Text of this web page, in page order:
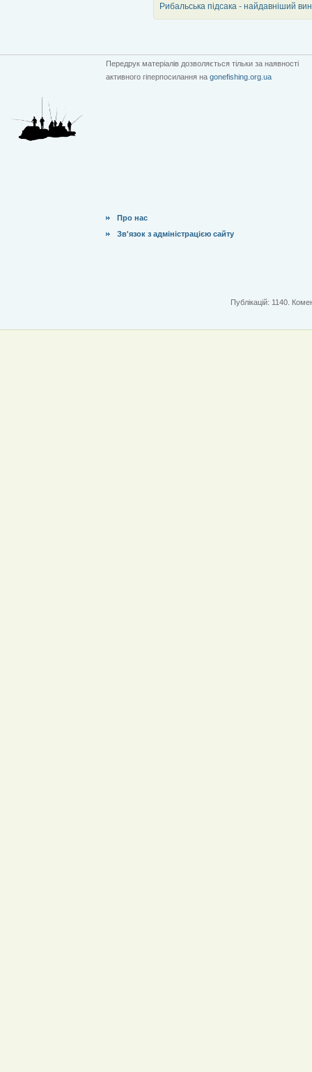
Рибальська підсака - найдавніший
Передрук матеріалів дозволяється тільки за наявності
активного гіперпосилання на gonefishing.org.ua
Про нас
Зв'язок з адміністрацією сайту
Публікацій: 1140.